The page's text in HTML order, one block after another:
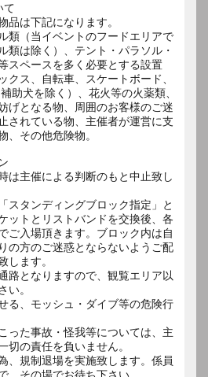
て
品は下記になります。
類（当イベントのフードエリアで
類は除く）、テント・パラソル・
スペースを多く必要とする設置
クス、自転車、スケートボード、
助犬を除く）、花火等の火薬類、
げとなる物、周囲のお客様のご迷
されている物、主催者が運営に支
、その他危険物。
は主催による判断のもと中止致し
スタンディングブロック指定」と
ットとリストバンドを交換後、各
ご入場頂きます。ブロック内は自
の方のご迷惑とならないようご配
します。
路となりますので、観覧エリア以
い。
る、モッシュ・ダイブ等の危険行
った事故・怪我等については、主
切の責任を負いません。
、規制退場を実施致します。係員